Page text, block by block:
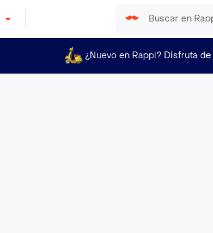
¿Nuevo en Rappi? Disfruta de